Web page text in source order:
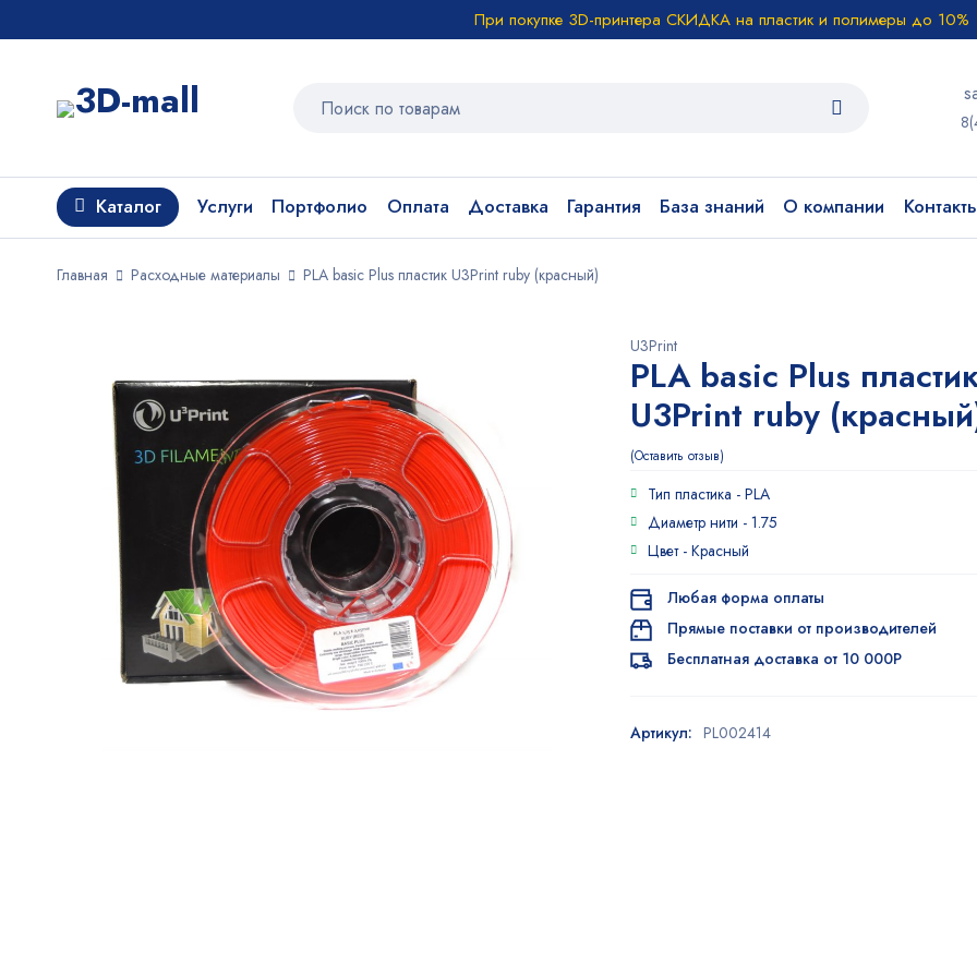
При покупке 3D-принтера СКИДКА на пластик и полимеры до 10%
Каталог Услуги Портфолио Оплата Доставка Гарантия База знаний О компании
Главная Расходные материалы PLA basic Plus пластик U3Print ruby (красный)
U3Print
PLA basic Plus
U3Print ruby
Оставить отзыв
Тип пластика - PLA
Диаметр нити - 1.75
Цвет - Красный
Любая форма оплаты
Прямые поставки от производителей
Бесплатная доставка от 10 000Р
Артикул: PL002414